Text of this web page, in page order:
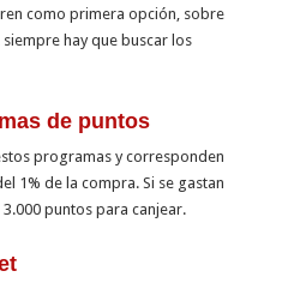
como primera opción, sobre
hay que buscar los
de puntos
programas y corresponden
1% de la compra. Si se gastan
puntos para canjear.